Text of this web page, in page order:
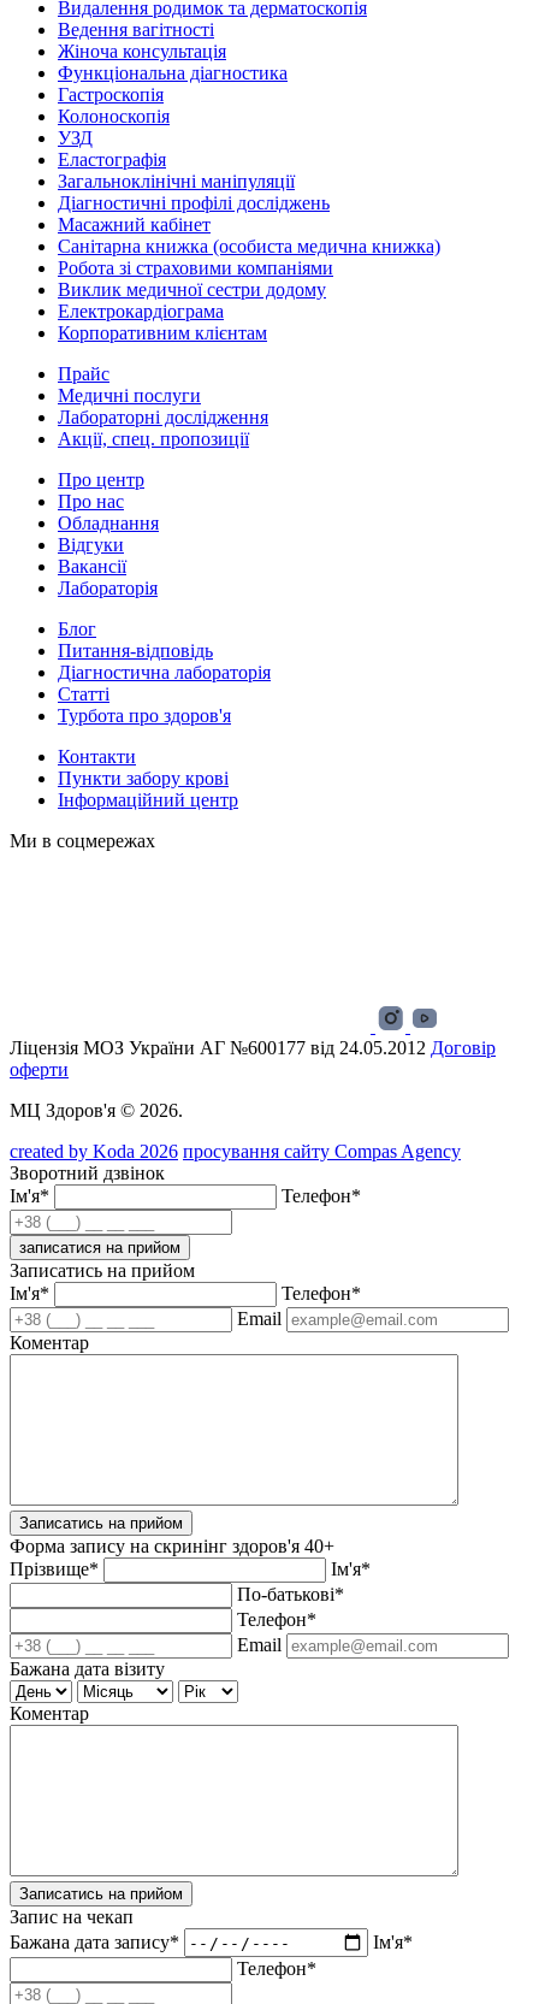
Видалення родимок та дерматоскопія
Ведення вагітності
Жіноча консультація
Функціональна діагностика
Гастроскопія
Колоноскопія
УЗД
Еластографія
Загальноклінічні маніпуляції
Діагностичні профілі досліджень
Масажний кабінет
Санітарна книжка (особиста медична книжка)
Робота зі страховими компаніями
Виклик медичної сестри додому
Електрокардіограма
Корпоративним клієнтам
Прайс
Медичні послуги
Лабораторні дослідження
Акції, спец. пропозиції
Про центр
Про нас
Обладнання
Відгуки
Вакансії
Лабораторія
Блог
Питання-відповідь
Діагностична лабораторія
Статті
Турбота про здоров'я
Контакти
Пункти забору крові
Інформаційний центр
Ми в соцмережах
Ліцензія МОЗ України АГ №600177 від 24.05.2012 Договір
оферти
МЦ Здоров'я © 2026.
created by Koda 2026 просування сайту Compas Agency
Зворотний дзвінок
Ім'я*
Телефон*
записатися на прийом
Записатись на прийом
Ім'я*
Телефон*
Email
Коментар
Записатись на прийом
Форма запису на скринінг здоров'я 40+
Прізвище*
Ім'я*
По-батькові*
Телефон*
Email
Бажана дата візиту
Коментар
Записатись на прийом
Запис на чекап
Бажана дата запису*
Ім'я*
Телефон*